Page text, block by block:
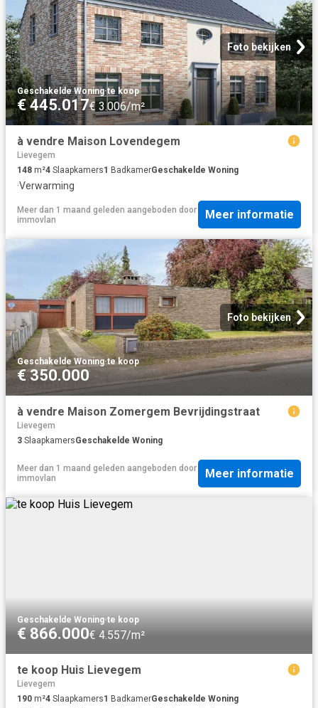
Foto bekijken
Geschakelde Woning·te koop
€ 445.017€ 3.006/m²
à vendre Maison Lovendegem
Lievegem
148 m²4 Slaapkamers1 BadkamerGeschakelde Woning
·Verwarming
Meer dan 1 maand geleden aangeboden door
immovlan
Meer informatie
Foto bekijken
Geschakelde Woning·te koop
€ 350.000
à vendre Maison Zomergem Bevrijdingstraat
Lievegem
3 SlaapkamersGeschakelde Woning
Meer dan 1 maand geleden aangeboden door
immovlan
Meer informatie
Geschakelde Woning·te koop
€ 866.000€ 4.557/m²
te koop Huis Lievegem
Lievegem
190 m²4 Slaapkamers1 BadkamerGeschakelde Woning